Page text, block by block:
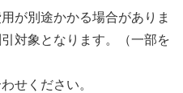
が別途かかる場合がありま
対象となります。（一部を
せください。